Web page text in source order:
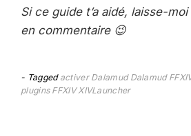
Si ce guide t’a aidé, laisse-
en commentaire 😉
Tagged activer Dalamud Dalamud
plugins FFXIV XIVLauncher